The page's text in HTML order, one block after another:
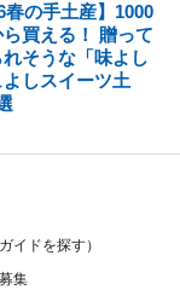
春の手土産】1000
ら買える！ 贈って
そうな「味よし
よしスイーツ土
イドを探す）
集